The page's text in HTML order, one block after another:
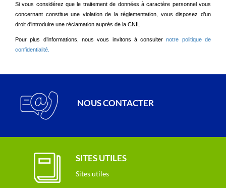
Si vous considérez que le traitement de données à caractère personnel vous
concernant constitue une violation de la réglementation, vous disposez d’un
droit d'introduire une réclamation auprès de la CNIL.
Pour plus d’informations, nous vous invitons à consulternotre politique de
confidentialité.
NOUS CONTACTER
SITES UTILES
Sites utiles